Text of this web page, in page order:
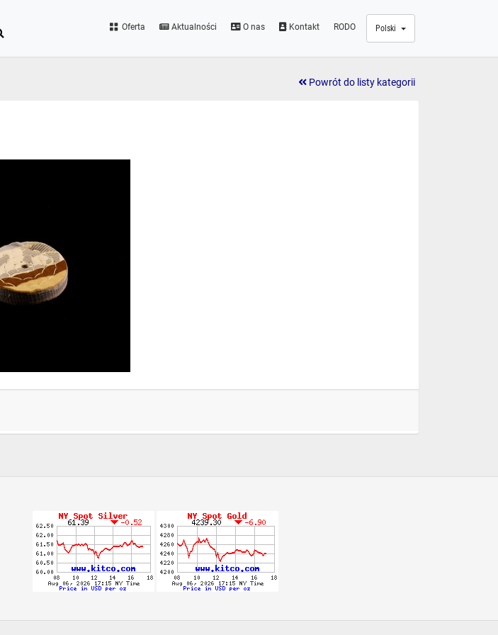
Oferta Aktualności O nas Kontakt RODO Polski
Powrót do listy kategorii